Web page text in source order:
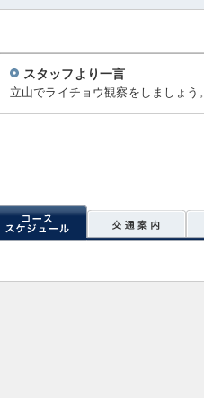
スタッフより一言
立山でライチョウ観察をしましょう。